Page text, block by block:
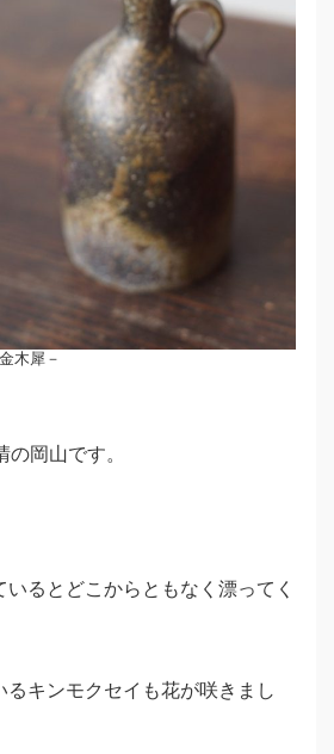
木犀－
岡山です。
いるとどこからともなく漂ってく
るキンモクセイも花が咲きまし